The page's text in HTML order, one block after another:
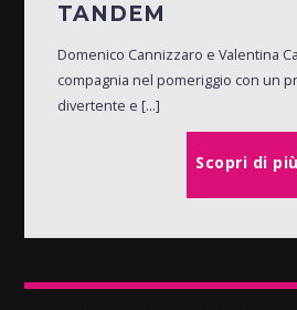
TANDEM
Domenico Cannizzaro e Valentina
compagnia nel pomeriggio con un
divertente e [...]
Scopri di più